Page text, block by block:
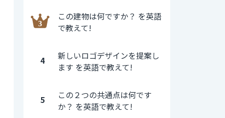
この建物は何ですか？ を英語
で教えて!
4
新しいロゴデザインを提案し
ます を英語で教えて!
5
この２つの共通点は何です
か？ を英語で教えて!